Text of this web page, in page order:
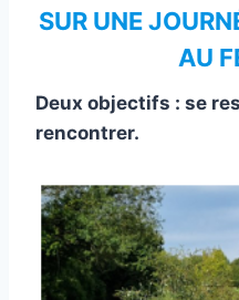
SUR UNE
AU
Deux objectifs : se
rencontrer.